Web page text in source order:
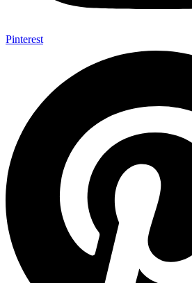
Pinterest